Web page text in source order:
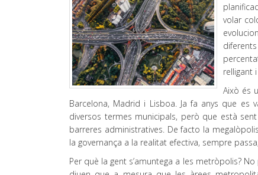
volar
relligant
Això és
Barcelona, Madrid i Lisboa. Ja fa anys que es
diversos termes municipals, però que està
barreres administratives. De facto la
la governança a la realitat efectiva, sempre
Per què la gent s’amuntega a les metròpolis?